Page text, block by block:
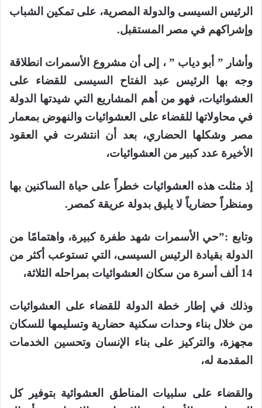
الرئيس السيسى والدولة المصرية، على تمكين الشباب
وإشراكهم في مصر المستقبل.
وأشار ” أبو دياب ” ، إلى أن مشروع الأسمرات انطلاقة
وجه بها الرئيس عبد الفتاح السيسى للقضاء على
العشوائيات، فهو من أهم المشاريع التي شيدتها الدولة
في محاولاتها للقضاء على العشوائيات والنهوض بمعمار
مصر وشكلها الحضاري، بعد أن انتشرت في العقود
الأخيرة عدد كبير من العشوائيات،
إذ مثلت هذه العشوائيات خطراً على حياة الساكنين بها
ومنظراً حضارياً لا يليق بدولة عريقة كمصر.
وتابع :”حي الأسمرات شهد طفرة كبيرة، واهتمامًا من
الدولة بقيادة الرئيس السيسى، التي تستوعب أكثر من
14 ألف أسرة من سكان العشوائيات بمراحله الثلاثة،
وذلك في إطار خطة الدولة للقضاء على العشوائيات
من خلال بناء وحدات سكنية حضارية وتسليمها للسكان
مجهزة، والتركيز على بناء الإنسان وتحسين الخدمات
المقدمة له،
والقضاء على سلبيات المناطق العشوائية بتوفير كل